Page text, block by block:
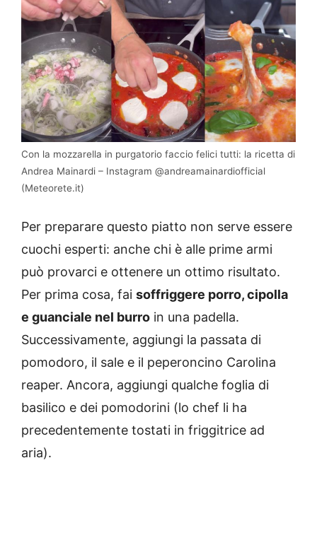
Con la mozzarella in purgatorio faccio felici tutti: la ricetta di
Andrea Mainardi – Instagram @andreamainardiofficial
(Meteorete.it)
Per preparare questo piatto non serve essere
cuochi esperti: anche chi è alle prime armi
può provarci e ottenere un ottimo risultato.
Per prima cosa, fai soffriggere porro, cipolla
e guanciale nel burro in una padella.
Successivamente, aggiungi la passata di
pomodoro, il sale e il peperoncino Carolina
reaper. Ancora, aggiungi qualche foglia di
basilico e dei pomodorini (lo chef li ha
precedentemente tostati in friggitrice ad
aria).